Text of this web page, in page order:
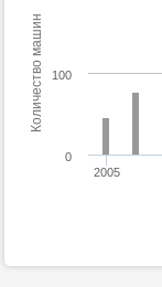
Количество машин
2005
0
100